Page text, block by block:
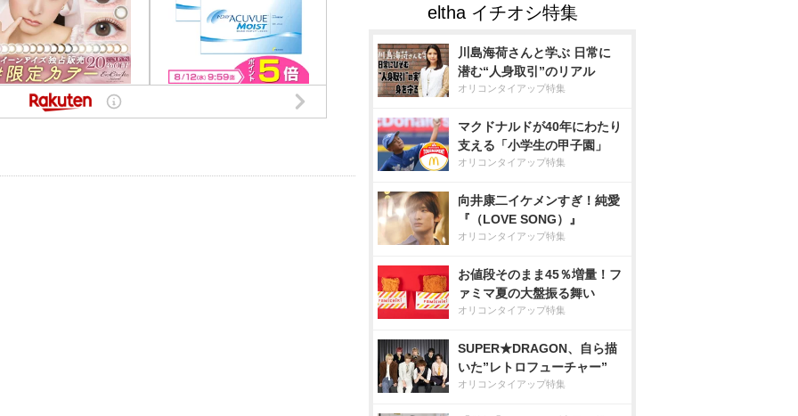
川島海荷さんと学ぶ 日常に
潜む“人身取引”のリアル
オリコンタイアップ特集
マクドナルドが40年にわたり
支える「小学生の甲子園」
オリコンタイアップ特集
向井康二イケメンすぎ！純愛
『（LOVE SONG）』
オリコンタイアップ特集
お値段そのまま45％増量！フ
ァミマ夏の大盤振る舞い
オリコンタイアップ特集
SUPER★DRAGON、自ら描
いた”レトロフューチャー”
オリコンタイアップ特集